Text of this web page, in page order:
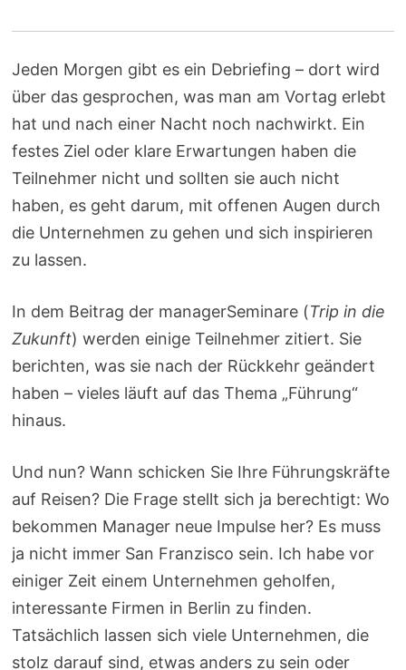
Jeden Morgen gibt es ein Debriefing – dort wird
über das gesprochen, was man am Vortag erlebt
hat und nach einer Nacht noch nachwirkt. Ein
festes Ziel oder klare Erwartungen haben die
Teilnehmer nicht und sollten sie auch nicht
haben, es geht darum, mit offenen Augen durch
die Unternehmen zu gehen und sich inspirieren
zu lassen.
In dem Beitrag der managerSeminare (Trip in die
Zukunft) werden einige Teilnehmer zitiert. Sie
berichten, was sie nach der Rückkehr geändert
haben – vieles läuft auf das Thema „Führung“
hinaus.
Und nun? Wann schicken Sie Ihre Führungskräfte
auf Reisen? Die Frage stellt sich ja berechtigt: Wo
bekommen Manager neue Impulse her? Es muss
ja nicht immer San Franzisco sein. Ich habe vor
einiger Zeit einem Unternehmen geholfen,
interessante Firmen in Berlin zu finden.
Tatsächlich lassen sich viele Unternehmen, die
stolz darauf sind, etwas anders zu sein oder